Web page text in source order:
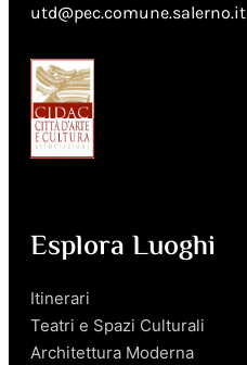
utd@pec.comune.salerno.it
Esplora Luoghi
Itinerari
Teatri e Spazi Culturali
Architettura Moderna